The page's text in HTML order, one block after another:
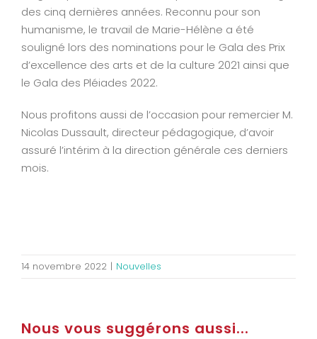
des cinq dernières années. Reconnu pour son
humanisme, le travail de Marie-Hélène a été
souligné lors des nominations pour le Gala des Prix
d’excellence des arts et de la culture 2021 ainsi que
le Gala des Pléiades 2022.
Nous profitons aussi de l’occasion pour remercier M.
Nicolas Dussault, directeur pédagogique, d’avoir
assuré l’intérim à la direction générale ces derniers
mois.
14 novembre 2022 | Nouvelles
Nous vous suggérons aussi...